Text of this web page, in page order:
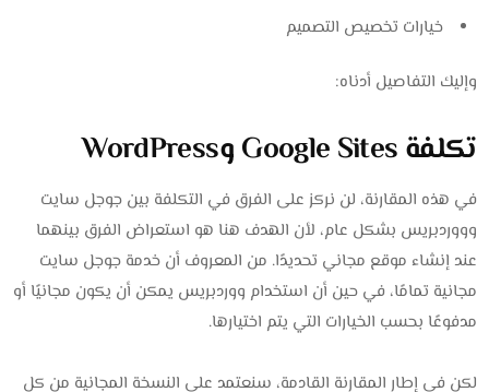
خيارات تخصيص التصميم
وإليك التفاصيل أدناه:
تكلفة Google Sites وWordPress
في هذه المقارنة، لن نركز على الفرق في التكلفة بين جوجل سايت
وووردبريس بشكل عام، لأن الهدف هنا هو استعراض الفرق بينهما
عند إنشاء موقع مجاني تحديدًا. من المعروف أن خدمة جوجل سايت
مجانية تمامًا، في حين أن استخدام ووردبريس يمكن أن يكون مجانيًا أو
مدفوعًا بحسب الخيارات التي يتم اختيارها.
لكن في إطار المقارنة القادمة، سنعتمد على النسخة المجانية من كل